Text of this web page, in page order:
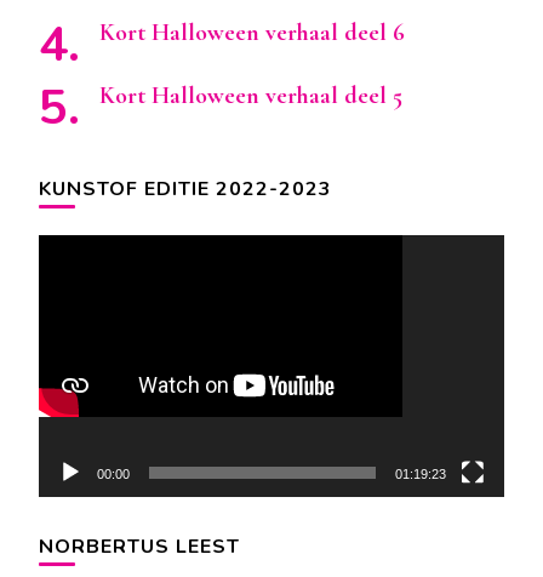
Kort Halloween verhaal deel 6
Kort Halloween verhaal deel 5
KUNSTOF EDITIE 2022-2023
00:00 01:19:23
NORBERTUS LEEST